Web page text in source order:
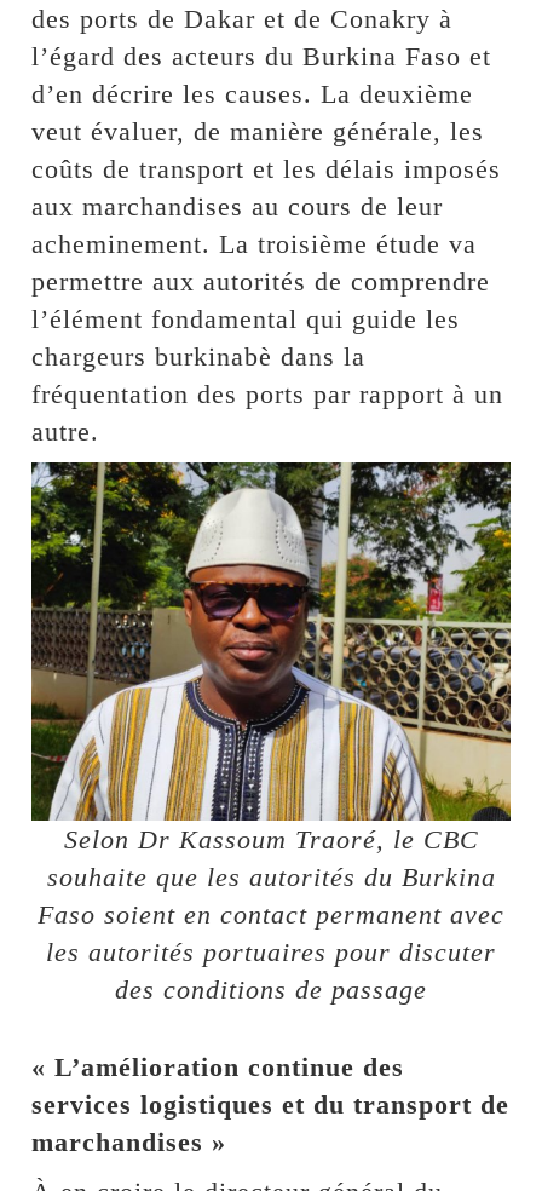
des ports de Dakar et de Conakry à
l’égard des acteurs du Burkina Faso et
d’en décrire les causes. La deuxième
veut évaluer, de manière générale, les
coûts de transport et les délais imposés
aux marchandises au cours de leur
acheminement. La troisième étude va
permettre aux autorités de comprendre
l’élément fondamental qui guide les
chargeurs burkinabè dans la
fréquentation des ports par rapport à un
autre.
Selon Dr Kassoum Traoré, le CBC
souhaite que les autorités du Burkina
Faso soient en contact permanent avec
les autorités portuaires pour discuter
des conditions de passage
« L’amélioration continue des
services logistiques et du transport de
marchandises »